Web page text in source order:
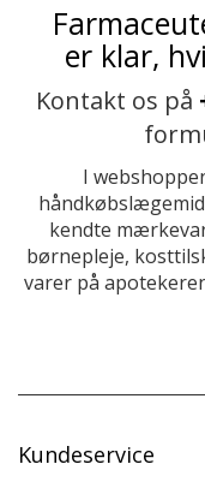
er klar,
Kontakt os på
I
kendte
børnepleje,
varer på
Kundeservice